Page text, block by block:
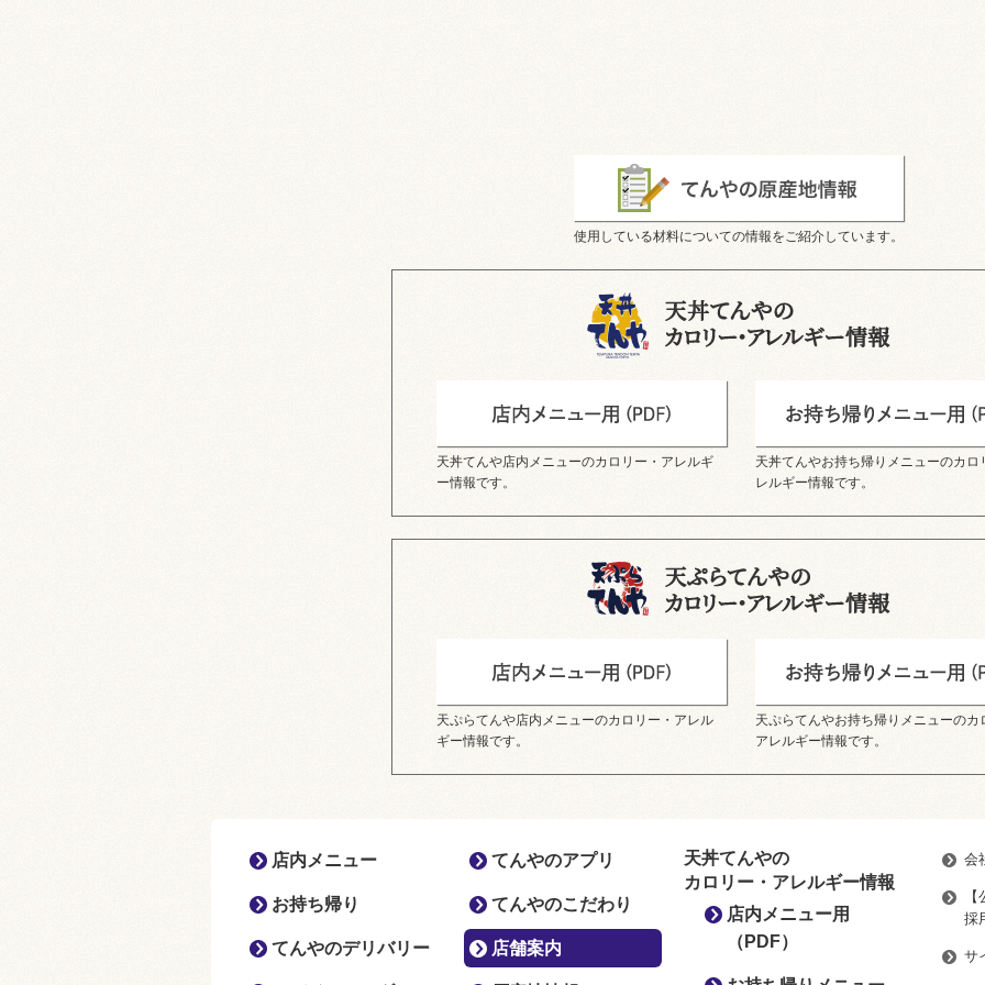
使用している材料についての情報をご紹介しています。
天丼てんや店内メニューのカロリー・アレルギ
ー情報です。
天丼てんやお持ち帰りメニューのカロ
レルギー情報です。
天ぷらてんや店内メニューのカロリー・アレル
ギー情報です。
天ぷらてんやお持ち帰りメニューのカ
アレルギー情報です。
店内メニュー
お持ち帰り
てんやのデリバリー
てんやのアプリ
てんやのこだわり
店舗案内
天丼てんやの
カロリー・アレルギー情報
店内メニュー用
（PDF）
会
採
サ